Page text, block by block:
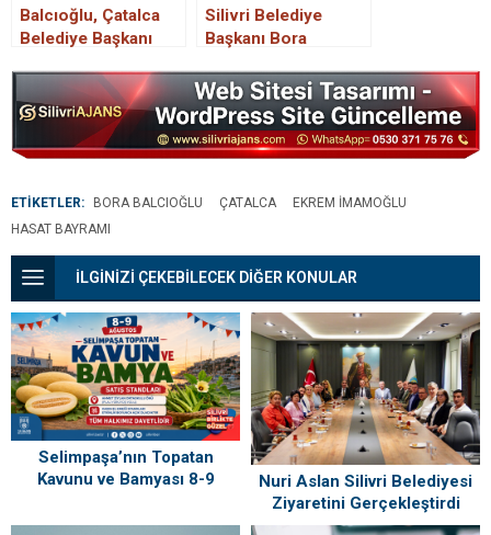
Balcıoğlu, Çatalca
Belediye Başkanı
Ziyaret
Silivri Belediye
Başkanı Bora
İlçe Belediye
Başkanları
Toplantısına Katıldı.
ETİKETLER: BORA BALCIOĞLU ÇATALCA
EKREM IMAMOĞLU
HASAT BAYRAMI
İLGİNİZİ ÇEKEBİLECEK DİĞER KONULAR
Selimpaşa’nın Topatan
Kavunu ve Bamyası 8-9
Buluşuyor
Nuri Aslan Silivri Belediyesi
Ziyaretini Gerçekleştirdi